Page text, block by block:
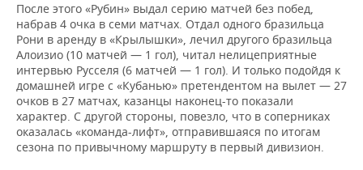
После этого «Рубин» выдал серию матчей без побед,
набрав 4 очка в семи матчах. Отдал одного бразильца
Рони в аренду в «Крылышки», лечил другого бразильца
Алоизио (10 матчей — 1 гол), читал нелицеприятные
интервью Русселя (6 матчей — 1 гол). И только подойдя к
домашней игре с «Кубанью» претендентом на вылет — 27
очков в 27 матчах, казанцы наконец-то показали
характер. С другой стороны, повезло, что в соперниках
оказалась «команда-лифт», отправившаяся по итогам
сезона по привычному маршруту в первый дивизион.